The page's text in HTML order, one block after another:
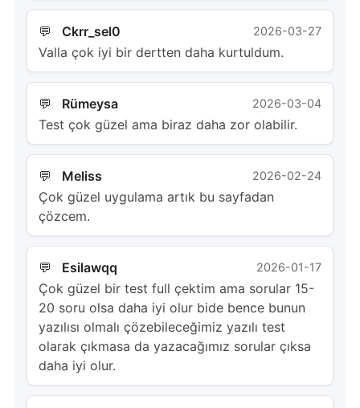
Ckrr_sel0 2026-03-27
Valla çok iyi bir dertten daha kurtuldum.
Rümeysa 2026-03-04
Test çok güzel ama biraz daha zor olabilir.
Meliss 2026-02-24
Çok güzel uygulama artık bu sayfadan
çözcem.
Esilawqq 2026-01-17
Çok güzel bir test full çektim ama sorular 15-
20 soru olsa daha iyi olur bide bence bunun
yazılısı olmalı çözebileceğimiz yazılı test
olarak çıkmasa da yazacağımız sorular çıksa
daha iyi olur.